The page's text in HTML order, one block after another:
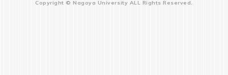
Copyright © Nagoya University ALL Rights Reserved.